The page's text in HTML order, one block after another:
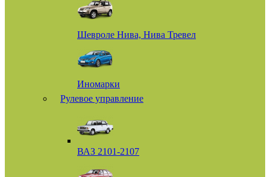
Шевроле Нива, Нива Тревел
Иномарки
Рулевое управление
ВАЗ 2101-2107